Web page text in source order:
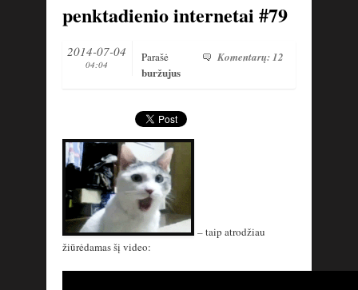
penktadienio internetai #79
2014-07-04
04:04
Komentarų: 12
Parašė
buržujus
– taip atrodžiau
žiūrėdamas šį video: